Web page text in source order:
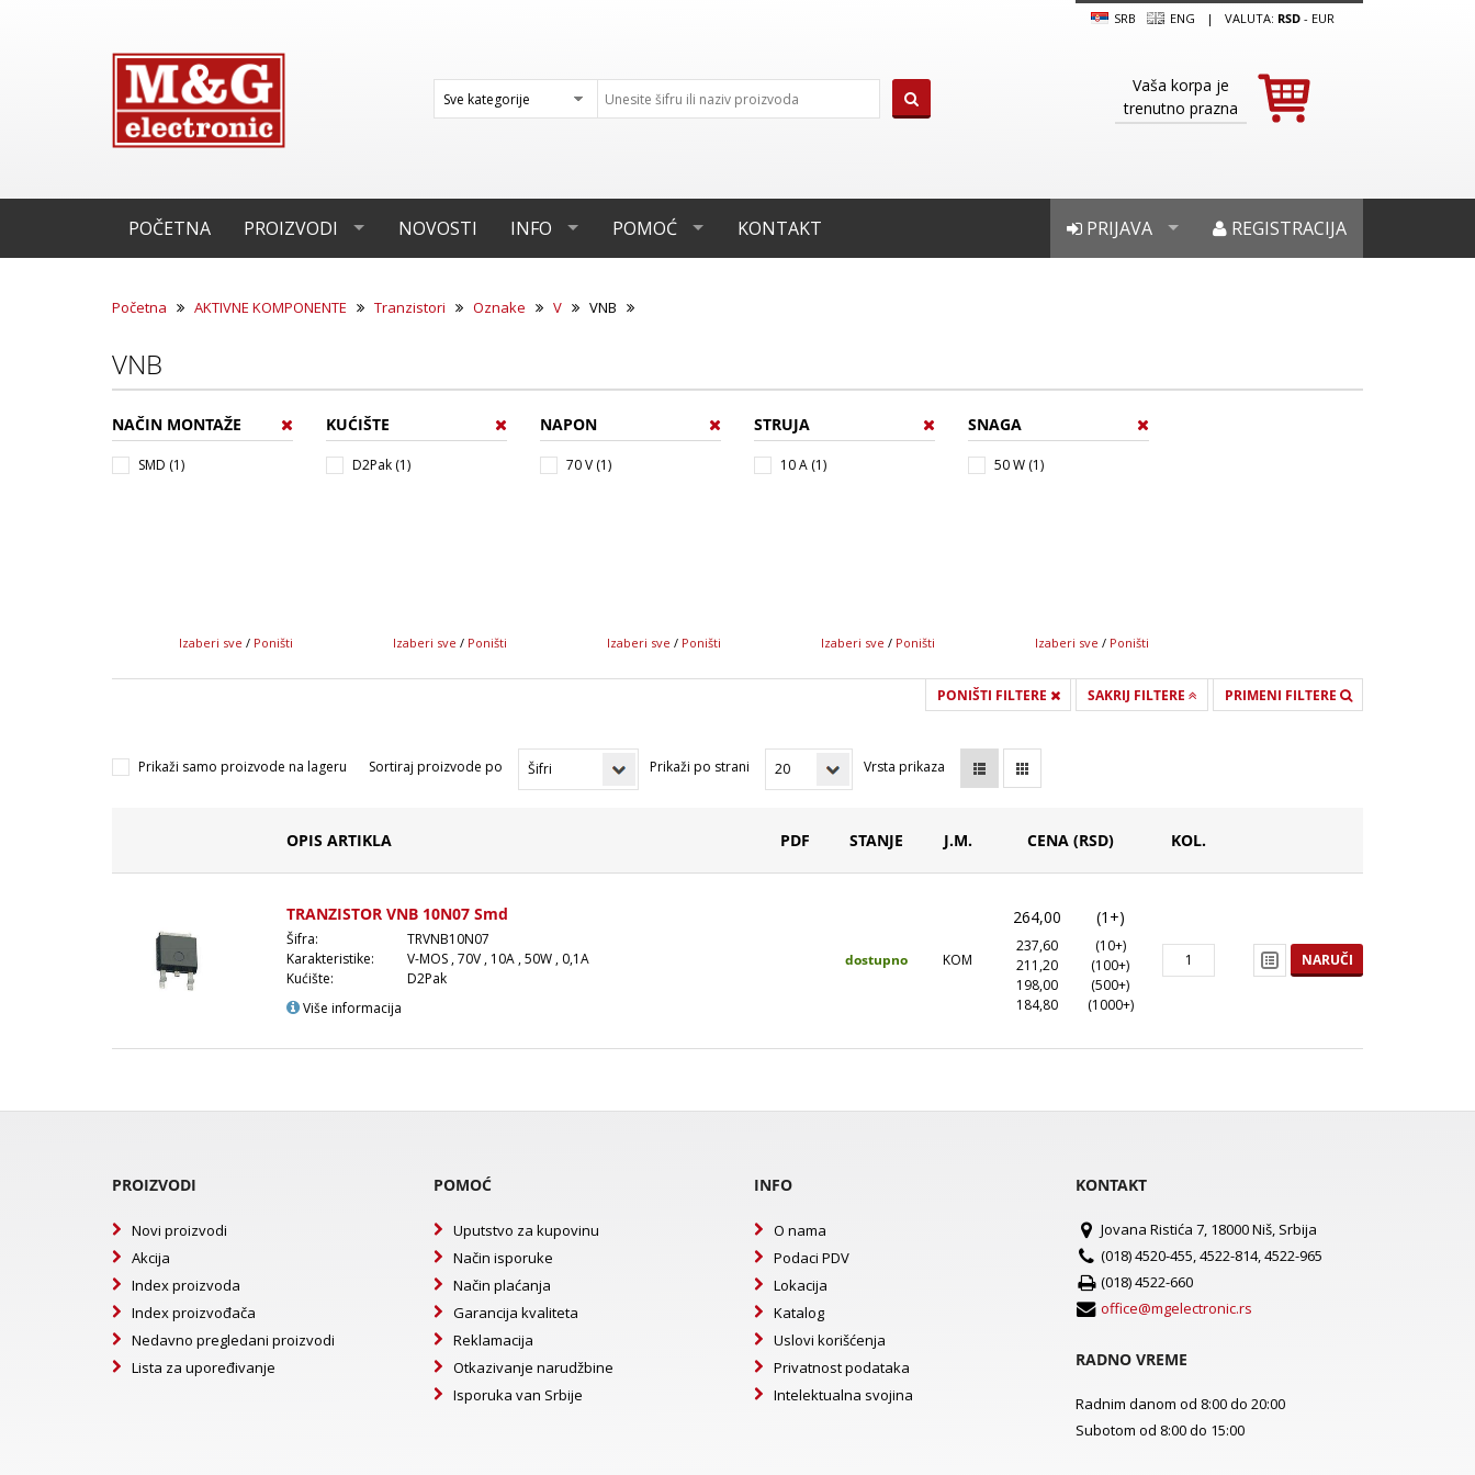
SRB ENG | VALUTA: RSD- EUR
Vaša korpa je
trenutno prazna
POČETNA PROIZVODI NOVOSTI INFO POMOĆ KONTAKT REGISTRACIJA
PRIJAVA
Početna AKTIVNE KOMPONENTE Tranzistori Oznake V VNB
VNB
NAČIN MONTAŽE
SMD (1)
Izaberi sve / Poništi
KUĆIŠTE
D2Pak (1)
Izaberi sve / Poništi
NAPON
70 V (1)
Izaberi sve / Poništi
STRUJA
10 A (1)
Izaberi sve / Poništi
SNAGA
50 W (1)
Izaberi sve / Poništi
PONIŠTI FILTERE SAKRIJ FILTERE PRIMENI FILTERE
Prikaži samo proizvode na lageru Sortiraj proizvode po Prikaži po strani Vrsta prikaza
OPIS ARTIKLA PDF STANJE J.M. CENA (RSD) KOL.
TRANZISTOR VNB 10N07 Smd
Šifra:
TRVNB10N07
Karakteristike:
V-MOS , 70V , 10A , 50W , 0,1A
Kućište:
D2Pak
Više informacija
dostupno KOM
264,00 (1+)
237,60
(10+)
211,20
(100+)
198,00
(500+)
184,80
(1000+)
NARUČI
PROIZVODI
Novi proizvodi
Akcija
Index proizvoda
Index proizvođača
Nedavno pregledani proizvodi
Lista za upoređivanje
POMOĆ
Uputstvo za kupovinu
Način isporuke
Način plaćanja
Garancija kvaliteta
Reklamacija
Otkazivanje narudžbine
Isporuka van Srbije
INFO
O nama
Podaci PDV
Lokacija
Katalog
Uslovi korišćenja
Privatnost podataka
Intelektualna svojina
KONTAKT
Jovana Ristića 7, 18000 Niš, Srbija
(018) 4520-455, 4522-814, 4522-965
(018) 4522-660
office@mgelectronic.rs
RADNO VREME
Radnim danom od 8:00 do 20:00
Subotom od 8:00 do 15:00